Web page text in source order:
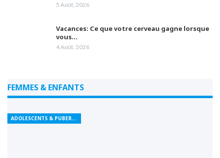
5 Août, 2026
Vacances: Ce que votre cerveau gagne lorsque
vous…
4 Août, 2026
FEMMES & ENFANTS
ADOLESCENTS & PUBERTÉ